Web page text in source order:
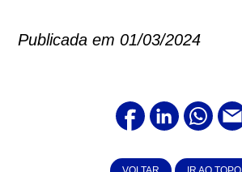
Publicada em 01/03/2024